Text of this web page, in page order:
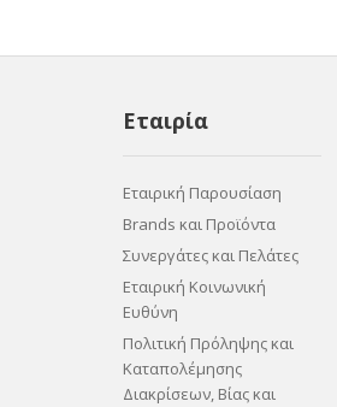
Εταιρία
Εταιρική Παρουσίαση
Brands και Προϊόντα
Συνεργάτες και Πελάτες
Εταιρική Κοινωνική
Ευθύνη
Πολιτική Πρόληψης και
Καταπολέμησης
Διακρίσεων, Βίας και